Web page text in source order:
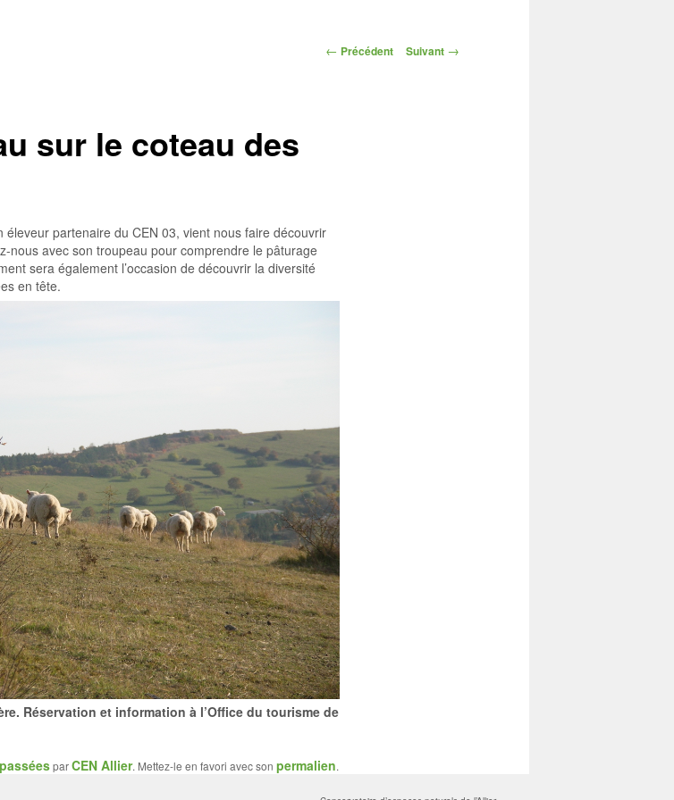
Navigation
← Précédent Suivant →
sur le coteau des
partenaire du CEN 03, vient nous faire découvrir
nous avec son troupeau pour comprendre le pâturage
sera également l’occasion de découvrir la diversité
en tête.
Réservation et information à l’Office du tourisme de
parCEN Allier. Mettez-le en favori avec sonpermalien.